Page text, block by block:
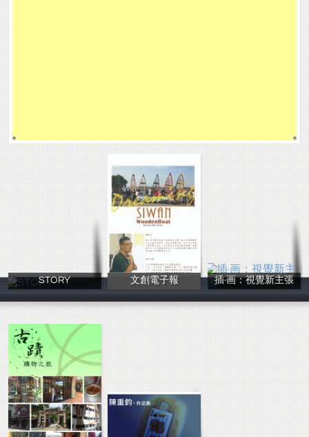
STORY
emma
文創電子報
JessyFu
插·画：視覺新主張
李聿,蘇明翊,呂